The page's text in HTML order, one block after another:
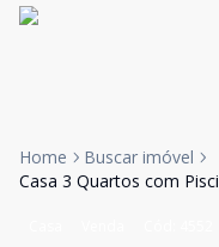
Home
Buscar imóvel
Casa 3 Quartos com